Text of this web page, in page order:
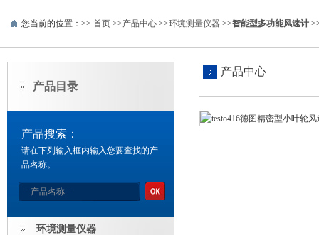
您当前的位置：>> 首页 >>产品中心 >>环境测量仪器 >>智能型多功能风速计
产品目录
产品搜索：
请在下列输入框内输入您要查找的产
品名称。
环境测量仪器
产品中心